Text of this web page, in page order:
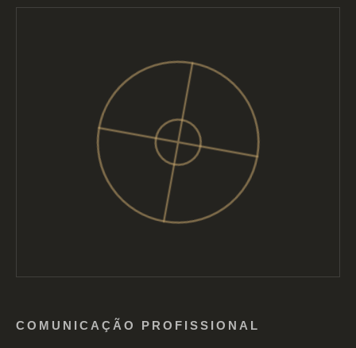
COMUNICAÇÃO PROFISSIONAL